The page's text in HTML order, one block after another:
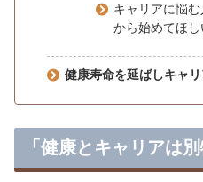
キャリアに悩む
から始めてほし
健康寿命を延ばしキャ
「健康とキャリアは